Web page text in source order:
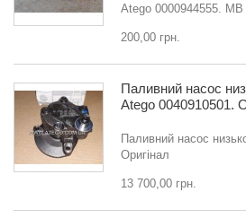
Atego 0000944555. MB
200,00 грн.
Паливний насос
Atego 0040910501.
Паливний насос
Оригінал
13 700,00 грн.